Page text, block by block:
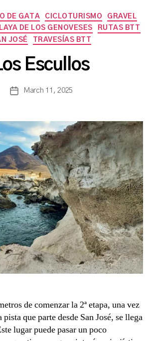
Categories
DE GATA CICLOTURISMO
GRAVEL
DE LOS GENOVESES
RUTAS BTT
JOSÉ
TRAVESÍAS BTT
Escullos
Post
B
y
s
n
a
PostMarch 11, 2025
de comenzar la 2ª etapa, una vez
pista que parte desde San José, se llega
lugar puede pasar un poco